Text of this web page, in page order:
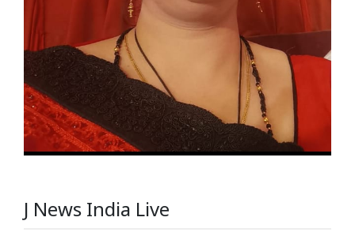
J News India Live